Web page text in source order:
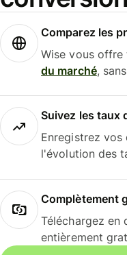
Comparez les
Wise vous
du marché,
Suivez les taux
Enregistrez vos
l'évolution des
Complètement
Téléchargez en
entièrement